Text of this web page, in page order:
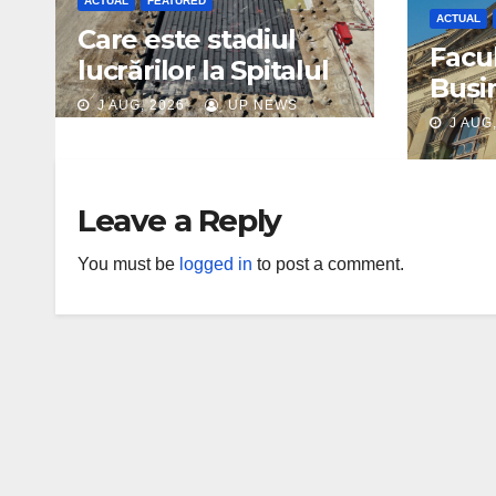
Care este stadiul
lucrărilor la Spitalul
Pediatric Monobloc
J AUG, 2026 UP NEWS
ACTUAL
J
Leave a Reply
You must be logged in to post a comment.